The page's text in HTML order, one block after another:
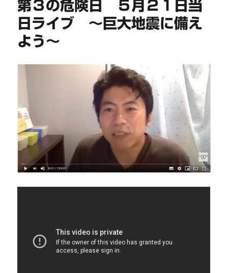
第３の危険日 ５月２１日当
日ライブ 〜巨大地震に備え
よう〜